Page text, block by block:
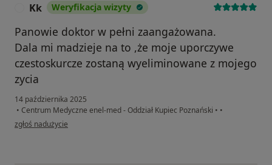
Kk Weryfikacja wizyty
Panowie doktor w pełni zaangażowana.
Dala mi madzieje na to ,że moje uporczywe
czestoskurcze zostaną wyeliminowane z mojego
zycia
14 października 2025
• Centrum Medyczne enel-med - Oddział Kupiec Poznański • •
w opinii użytkownika Kk
zgłoś nadużycie